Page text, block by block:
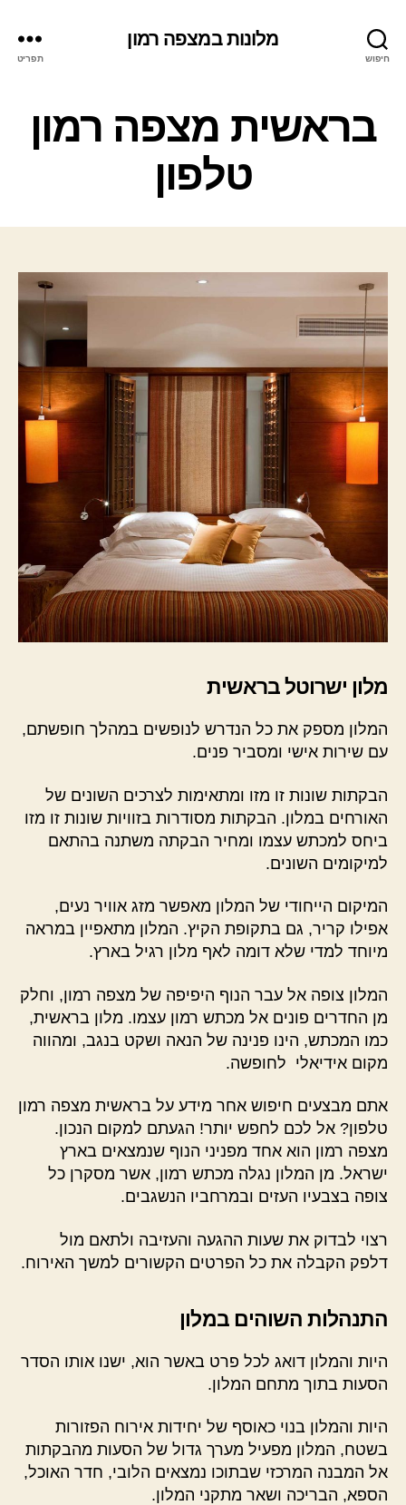
חיפוש
מלונות במצפה רמון
תפריט
ק
ט
ג
ו
ר
ו
בראשית מצפה רמון
טלפון
מלון ישרוטל בראשית
המלון מספק את כל הנדרש לנופשים במהלך חופשתם,
עם שירות אישי ומסביר פנים.
הבקתות שונות זו מזו ומתאימות לצרכים השונים של
האורחים במלון. הבקתות מסודרות בזוויות שונות זו מזו
ביחס למכתש עצמו ומחיר הבקתה משתנה בהתאם
למיקומים השונים.
המיקום הייחודי של המלון מאפשר מזג אוויר נעים,
אפילו קריר, גם בתקופת הקיץ. המלון מתאפיין במראה
מיוחד למדי שלא דומה לאף מלון רגיל בארץ.
המלון צופה אל עבר הנוף היפיפה של מצפה רמון, וחלק
מן החדרים פונים אל מכתש רמון עצמו. מלון בראשית,
כמו המכתש, הינו פנינה של הנאה ושקט בנגב, ומהווה
מקום אידיאלי לחופשה.
אתם מבצעים חיפוש אחר מידע על בראשית מצפה רמון
טלפון? אל לכם לחפש יותר! הגעתם למקום הנכון.
מצפה רמון הוא אחד מפניני הנוף שנמצאים בארץ
ישראל. מן המלון נגלה מכתש רמון, אשר מסקרן כל
צופה בצבעיו העזים ובמרחביו הנשגבים.
רצוי לבדוק את שעות ההגעה והעזיבה ולתאם מול
דלפק הקבלה את כל הפרטים הקשורים למשך האירוח.
התנהלות השוהים במלון
היות והמלון דואג לכל פרט באשר הוא, ישנו אותו הסדר
הסעות בתוך מתחם המלון.
היות והמלון בנוי כאוסף של יחידות אירוח הפזורות
בשטח, המלון מפעיל מערך גדול של הסעות מהבקתות
אל המבנה המרכזי שבתוכו נמצאים הלובי, חדר האוכל,
הספא, הבריכה ושאר מתקני המלון.